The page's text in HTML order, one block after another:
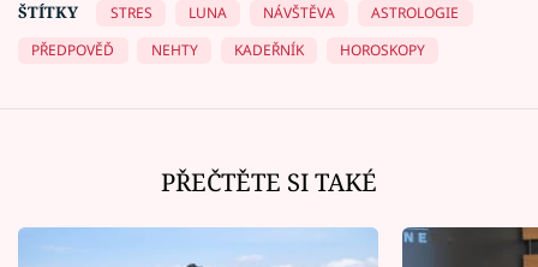
ŠTÍTKY
STRES LUNA NÁVŠTĚVA
ASTROLOGIE
PŘEDPOVĚĎ
NEHTY KADEŘNÍK HOROSKOPY
PŘEČTĚTE SI TAKÉ